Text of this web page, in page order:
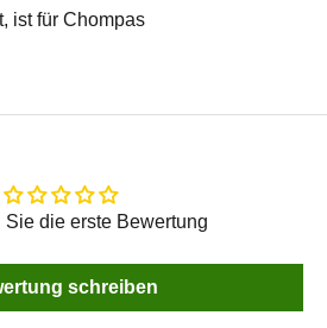
ist für Chompas
Sie die erste Bewertung
schreiben